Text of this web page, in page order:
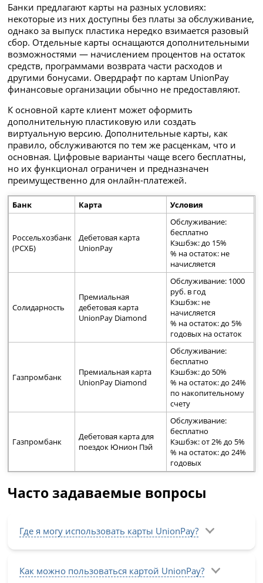
Банки предлагают карты на разных условиях:
некоторые из них доступны без платы за обслуживание,
однако за выпуск пластика нередко взимается разовый
сбор. Отдельные карты оснащаются дополнительными
возможностями — начислением процентов на остаток
средств, программами возврата части расходов и
другими бонусами. Овердрафт по картам UnionPay
финансовые организации обычно не предоставляют.
К основной карте клиент может оформить
дополнительную пластиковую или создать
виртуальную версию. Дополнительные карты, как
правило, обслуживаются по тем же расценкам, что и
основная. Цифровые варианты чаще всего бесплатны,
но их функционал ограничен и предназначен
преимущественно для онлайн-платежей.
Банк Карта Условия
Россельхозбанк
(РСХБ)
Дебетовая карта
UnionPay
Обслуживание:
бесплатно
Кэшбэк: до 15%
% на остаток: не
начисляется
Солидарность
Премиальная
дебетовая карта
UnionPay Diamond
Обслуживание: 1000
руб. в год
Кэшбэк: не
начисляется
% на остаток: до 5%
годовых на остаток
Газпромбанк
Премиальная карта
UnionPay Diamond
Обслуживание:
бесплатно
Кэшбэк: до 50%
% на остаток: до 24%
по накопительному
счету
Газпромбанк
Дебетовая карта для
поездок Юнион Пэй
Обслуживание:
бесплатно
Кэшбэк: от 2% до 5%
% на остаток: до 24%
годовых
Часто задаваемые вопросы
Где я могу использовать карты UnionPay?
Как можно пользоваться картой UnionPay?